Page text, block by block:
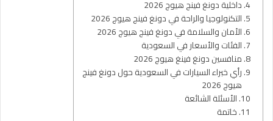
داخلية دونغ فينج هيوج 2026
التكنولوجيا والراحة في دونغ فينج هيوج 2026
الأمان والسلامة في دونغ فينج هيوج 2026
الفئات والأسعار في السعودية
منافسين دونغ فينغ هيوج 2026
رأي خبراء السيارات في السعودية حول دونغ فينج
هيوج 2026
الأسئلة الشائعة
خاتمة